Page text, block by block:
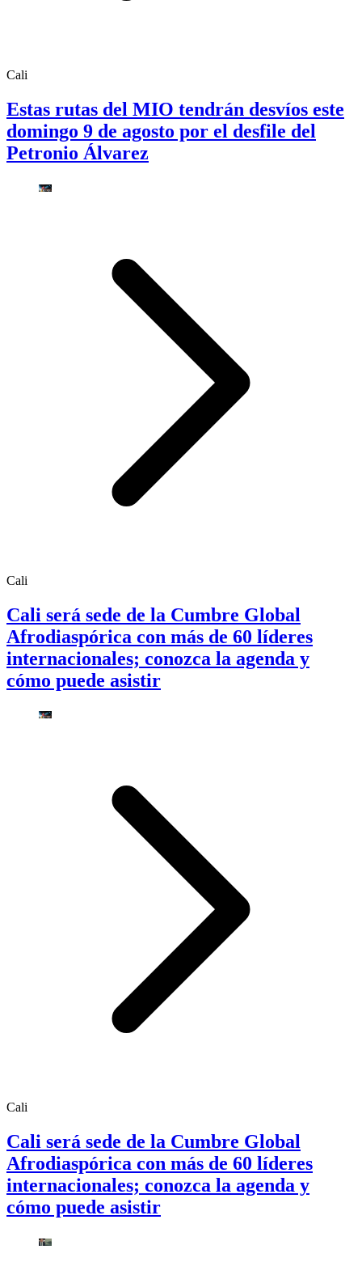
Cali
Estas rutas del MIO tendrán desvíos este
domingo 9 de agosto por el desfile del
Petronio Álvarez
Cali
Cali será sede de la Cumbre Global
Afrodiaspórica con más de 60 líderes
internacionales; conozca la agenda y
cómo puede asistir
Cali
Cali será sede de la Cumbre Global
Afrodiaspórica con más de 60 líderes
internacionales; conozca la agenda y
cómo puede asistir